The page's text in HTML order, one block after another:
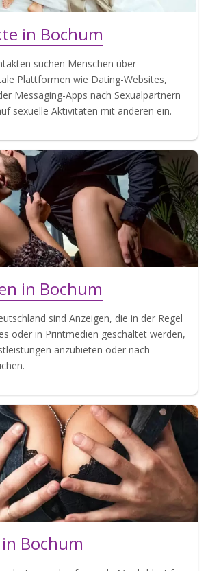
in Bochum
suchen Menschen über
Plattformen wie Dating-Websites,
Messaging-Apps nach Sexualpartnern
sexuelle Aktivitäten mit anderen ein.
in Bochum
sind Anzeigen, die in der Regel
oder in Printmedien geschaltet werden,
anzubieten oder nach
Bochum